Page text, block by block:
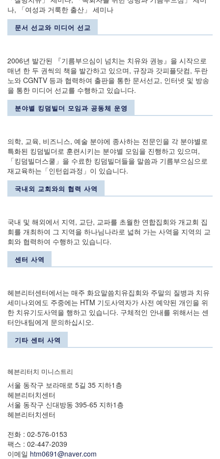
나, 「여성과 거룩한 출산」 세미나
문서 선교와 미디어 선교
2006년 발간된 『기름부으심이 넘치는 치유와 권능』을 시작으로
매년 한 두 권씩의 책을 발간하고 있으며, 규장과 갓피플닷컴, 두란
노와 CGNTV 등과 협력하여 출판을 통한 문서선교, 인터넷 및 방송
을 통한 미디어 선교를 수행하고 있습니다.
분야별 킹덤빌더 모임과 공동체 운영
의학, 교육, 비즈니스, 예술 분야에 종사하는 전문인을 각 분야별로
특화된 킹덤빌더로 훈련시키는 분야별 모임을 진행하고 있으며,
「킹덤빌더스쿨」을 수료한 킹덤빌더들을 말씀과 기름부으심으로
재교육하는「인턴쉽과정」이 있습니다.
국내외 교회와의 협력 사역
국내 및 해외에서 지역, 교단, 교파를 초월한 연합집회와 개교회 집
회를 개최하여 그 지역을 하나님나라로 넓혀 가는 사역을 지역의 교
회와 협력하여 수행하고 있습니다.
센터 사역
헤븐리터센터에서는 매주 화요말씀치유집회와 주말의 질병과 치유
세미나외에도 주중에는 HTM 기도사역자가 사전 예약된 개인을 위
한 치유기도사역을 행하고 있습니다. 구체적인 안내를 위해서는 센
터안내팀에게 문의하십시오.
기타 센터 사역
헤븐리터치 미니스트리
서울 동작구 보라매로 5길 35 지하1층
헤븐리터치센터
서울 동작구 신대방동 395-65 지하1층
헤븐리터치센터
전화 : 02-576-0153
팩스 : 02-447-2039
이메일 htm0691@naver.com